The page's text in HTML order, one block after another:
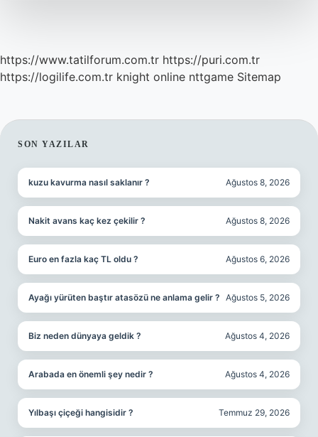
https://www.tatilforum.com.tr https://puri.com.tr
https://logilife.com.tr knight online nttgame Sitemap
SIDEBAR
SON YAZILAR
kuzu kavurma nasıl saklanır ? Ağustos 8, 2026
Nakit avans kaç kez çekilir ? Ağustos 8, 2026
Euro en fazla kaç TL oldu ? Ağustos 6, 2026
Ayağı yürüten baştır atasözü ne anlama gelir ? Ağustos 5, 2026
Biz neden dünyaya geldik ? Ağustos 4, 2026
Arabada en önemli şey nedir ? Ağustos 4, 2026
Yılbaşı çiçeği hangisidir ? Temmuz 29, 2026